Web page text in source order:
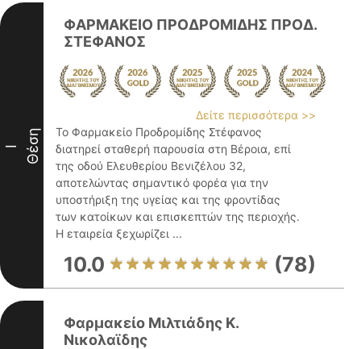
I Θέση
ΦΑΡΜΑΚΕΙΟ ΠΡΟΔΡΟΜΙΔΗΣ ΠΡΟΔ.
ΣΤΕΦΑΝΟΣ
Δείτε περισσότερα >>
Το Φαρμακείο Προδρομίδης Στέφανος
διατηρεί σταθερή παρουσία στη Βέροια, επί
της οδού Ελευθερίου Βενιζέλου 32,
αποτελώντας σημαντικό φορέα για την
υποστήριξη της υγείας και της φροντίδας
των κατοίκων και επισκεπτών της περιοχής.
Η εταιρεία ξεχωρίζει ...
10.0 (78)
Φαρμακείο Μιλτιάδης Κ.
Νικολαϊδης